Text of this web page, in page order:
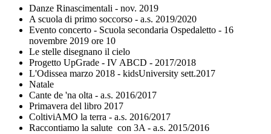
Danze Rinascimentali - nov. 2019
A scuola di primo soccorso - a.s. 2019/2020
Evento concerto - Scuola secondaria Ospedaletto - 16
novembre 2019 ore 10
Le stelle disegnano il cielo
Progetto UpGrade - IV ABCD - 2017/2018
L'Odissea marzo 2018 - kidsUniversity sett.2017
Natale
Cante de 'na olta - a.s. 2016/2017
Primavera del libro 2017
ColtiviAMO la terra - a.s. 2016/2017
Raccontiamo la salute con 3A - a.s. 2015/2016